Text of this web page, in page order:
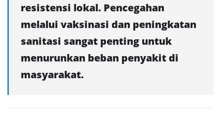
resistensi lokal. Pencegahan
melalui vaksinasi dan peningkatan
sanitasi sangat penting untuk
menurunkan beban penyakit di
masyarakat.